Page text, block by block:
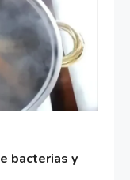
bacterias y